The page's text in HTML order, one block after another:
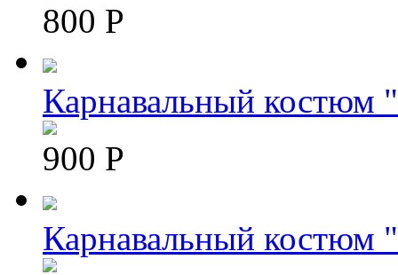
800 Р
Карнавальный костюм
900 Р
Карнавальный костюм